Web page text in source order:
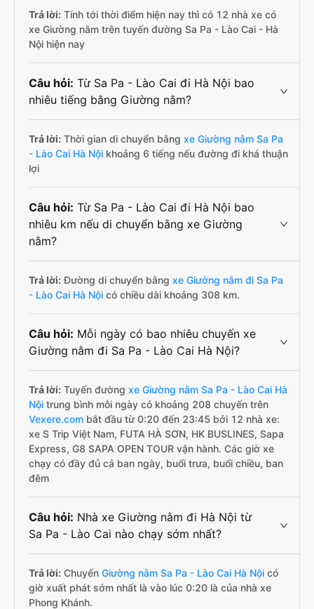
Trả lời: Tính tới thời điểm hiện nay thì có 12 nhà xe có
xe Giường nằm trên tuyến đường Sa Pa - Lào Cai - Hà
Nội hiện nay
Câu hỏi: Từ Sa Pa - Lào Cai đi Hà Nội bao
nhiêu tiếng bằng Giường nằm?
Trả lời: Thời gian di chuyển bằng xe Giường nằm Sa Pa
- Lào Cai Hà Nội khoảng 6 tiếng nếu đường đi khá thuận
lợi
Câu hỏi: Từ Sa Pa - Lào Cai đi Hà Nội bao
nhiêu km nếu di chuyển bằng xe Giường
nằm?
Trả lời:Đường di chuyển bằng xe Giường nằm đi Sa Pa
- Lào Cai Hà Nội có chiều dài khoảng 308 km.
Câu hỏi: Mỗi ngày có bao nhiêu chuyến xe
Giường nằm đi Sa Pa - Lào Cai Hà Nội?
Trả lời: Tuyến đường xe Giường nằm Sa Pa - Lào Cai Hà
Nội trung bình mỗi ngày có khoảng 208 chuyến trên
Vexere.com bắt đầu từ 0:20 đến 23:45 bởi 12 nhà xe:
xe S Trip Việt Nam, FUTA HÀ SƠN, HK BUSLINES, Sapa
Express, G8 SAPA OPEN TOUR vận hành. Các giờ xe
chạy có đầy đủ cả ban ngày, buổi trưa, buổi chiều, ban
đêm
Câu hỏi: Nhà xe Giường nằm đi Hà Nội từ
Sa Pa - Lào Cai nào chạy sớm nhất?
Trả lời: Chuyến Giường nằm Sa Pa - Lào Cai Hà Nội có
giờ xuất phát sớm nhất là vào lúc 0:20 là của nhà xe
Phong Khánh.